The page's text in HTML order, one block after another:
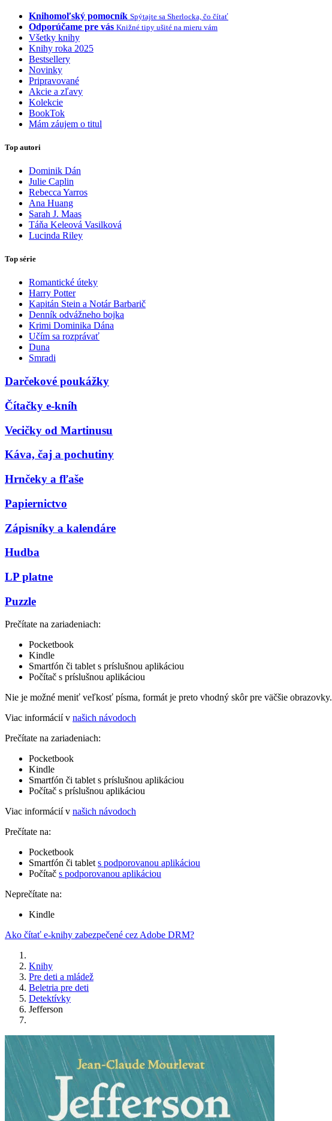
Knihomoľský pomocník Spýtajte sa Sherlocka, čo čítať
Odporúčame pre vás Knižné tipy ušité na mieru vám
Všetky knihy
Knihy roka 2025
Bestsellery
Novinky
Pripravované
Akcie a zľavy
Kolekcie
BookTok
Mám záujem o titul
Top autori
Dominik Dán
Julie Caplin
Rebecca Yarros
Ana Huang
Sarah J. Maas
Táňa Keleová Vasilková
Lucinda Riley
Top série
Romantické úteky
Harry Potter
Kapitán Stein a Notár Barbarič
Denník odvážneho bojka
Krimi Dominika Dána
Učím sa rozprávať
Duna
Smradi
Darčekové poukážky
Čítačky e-kníh
Vecičky od Martinusu
Káva, čaj a pochutiny
Hrnčeky a fľaše
Papiernictvo
Zápisníky a kalendáre
Hudba
LP platne
Puzzle
Prečítate na zariadeniach:
Pocketbook
Kindle
Smartfón či tablet s príslušnou aplikáciou
Počítač s príslušnou aplikáciou
Nie je možné meniť veľkosť písma, formát je preto vhodný skôr pre väčšie obrazovky.
Viac informácií v našich návodoch
Prečítate na zariadeniach:
Pocketbook
Kindle
Smartfón či tablet s príslušnou aplikáciou
Počítač s príslušnou aplikáciou
Viac informácií v našich návodoch
Prečítate na:
Pocketbook
Smartfón či tablet s podporovanou aplikáciou
Počítač s podporovanou aplikáciou
Neprečítate na:
Kindle
Ako čítať e-knihy zabezpečené cez Adobe DRM?
Knihy
Pre deti a mládež
Beletria pre deti
Detektívky
Jefferson